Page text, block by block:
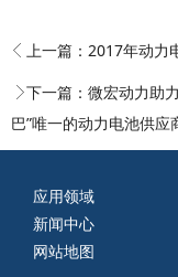
上一篇： 2017年动力
下一篇： 微宏动力助
巴”唯一的动力电池供应
应用领域
新闻中心
网站地图